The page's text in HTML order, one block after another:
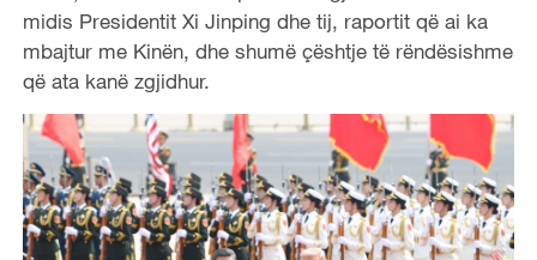
midis Presidentit Xi Jinping dhe tij, raportit që ai ka
mbajtur me Kinën, dhe shumë çështje të rëndësishme
që ata kanë zgjidhur.